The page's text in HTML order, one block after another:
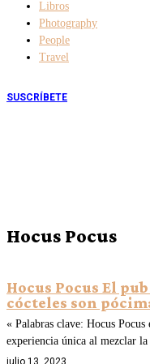
Libros
Photography
People
Travel
SUSCRÍBETE
Hocus Pocus
Hocus Pocus El
cócteles son
« Palabras clave: Hocus
experiencia única al mezclar
julio 13, 2023